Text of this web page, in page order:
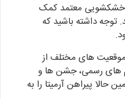
خشکشویی معتمد کمک
توجه داشته باشید که
های مختلف از
های رسمی، جشن ها و
پیراهن آرمیتا را به